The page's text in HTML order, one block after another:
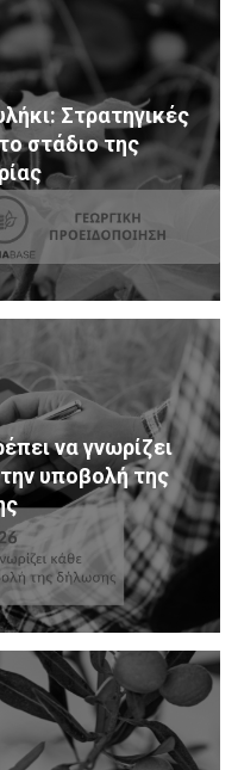
Στρατηγικές
στάδιο της
να γνωρίζει
υποβολή της